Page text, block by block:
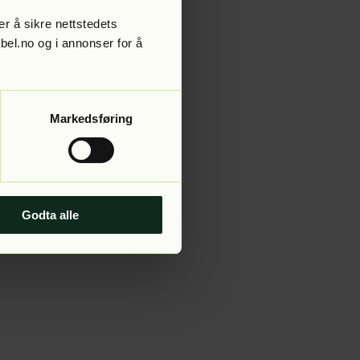
å sikre nettstedets
og i annonser for å
Markedsføring
Godta alle